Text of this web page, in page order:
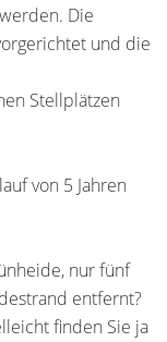
Die
und die
Stellplätzen
von 5 Jahren
nur fünf
entfernt?
finden Sie ja